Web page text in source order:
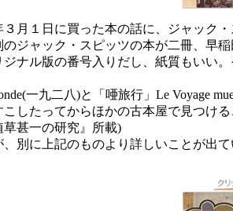
月１日に買った本の話に、ジャック
ジャック・スピッツの本が二冊、
ナル版の番号入りだし、紙質もい
一九二八)と「唖旅行」Le Voyage
したってからほかの古本屋で見つ
甚一の研究』所載)
別に上記のものより詳しいことが出て